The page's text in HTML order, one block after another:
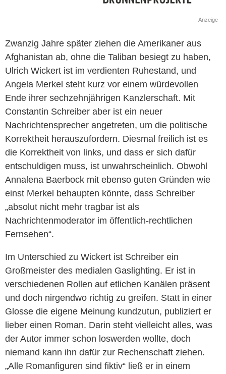
Anzeige
Zwanzig Jahre später ziehen die Amerikaner aus
Afghanistan ab, ohne die Taliban besiegt zu haben,
Ulrich Wickert ist im verdienten Ruhestand, und
Angela Merkel steht kurz vor einem würdevollen
Ende ihrer sechzehnjährigen Kanzlerschaft. Mit
Constantin Schreiber aber ist ein neuer
Nachrichtensprecher angetreten, um die politische
Korrektheit herauszufordern. Diesmal freilich ist es
die Korrektheit von links, und dass er sich dafür
entschuldigen muss, ist unwahrscheinlich. Obwohl
Annalena Baerbock mit ebenso guten Gründen wie
einst Merkel behaupten könnte, dass Schreiber
„absolut nicht mehr tragbar ist als
Nachrichtenmoderator im öffentlich-rechtlichen
Fernsehen“.
Im Unterschied zu Wickert ist Schreiber ein
Großmeister des medialen Gaslighting. Er ist in
verschiedenen Rollen auf etlichen Kanälen präsent
und doch nirgendwo richtig zu greifen. Statt in einer
Glosse die eigene Meinung kundzutun, publiziert er
lieber einen Roman. Darin steht vielleicht alles, was
der Autor immer schon loswerden wollte, doch
niemand kann ihn dafür zur Rechenschaft ziehen.
„Alle Romanfiguren sind fiktiv“ ließ er in einem